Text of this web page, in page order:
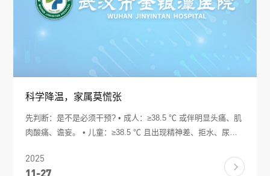
科学降温，家属莫慌张
先判断：是不是必须干预? • 成人：≥38.5 ℃ 或伴明显头痛、肌
肉酸痛、谵妄。 • 儿童：≥38.5 ℃ 且出现精神差、拒水、尿量
温：22–24 ℃，湿度50%–60%，每日开窗通风2次，每次≥30
2025
11-27